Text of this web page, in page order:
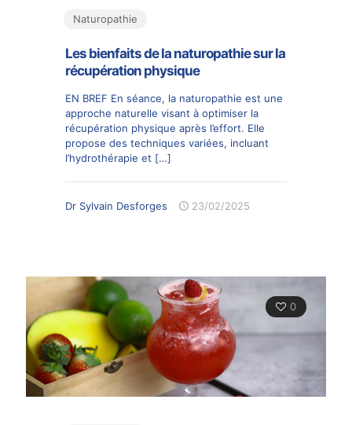
Naturopathie
Les bienfaits de la naturopathie sur la
récupération physique
EN BREF En séance, la naturopathie est une
approche naturelle visant à optimiser la
récupération physique après l’effort. Elle
propose des techniques variées, incluant
l’hydrothérapie et […]
Dr Sylvain Desforges 23/02/2025
0